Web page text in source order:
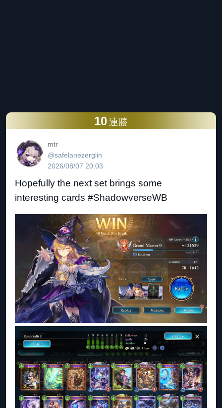
10 連勝
mtr
@safelanezerglin
2026/08/07 20:03
Hopefully the next set brings some
interesting cards #ShadowverseWB